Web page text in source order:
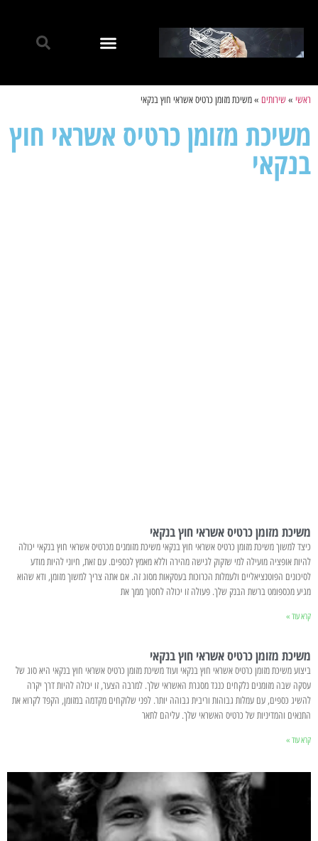
ראשי »שירותים »משיכת מזומן כרטיס אשראי חוץ בנקאי
משיכת מזומן כרטיס אשראי חוץ
בנקאי
משיכת מזומן כרטיס אשראי חוץ בנקאי
כיצד למשוך משיכת מזומן כרטיס אשראי חוץ בנקאי משיכת מזומנים מכרטיס אשראי חוץ בנקאי יכולה
להיות אופציה מועילה למי שזקוק לגישה מהירה וללא מאמץ לכספים. עם זאת, חיוני להיות מודע
לסיכונים הפוטנציאליים ולעמלות הכרוכות בעסקאות מסוג זה. אם אתה צריך למשוך מזומן, ודא שהוא
מגיע מכספומט ברשת הבנק שלך. פעולה זו יכולה לחסוך ממך את
קרא עוד »
משיכת מזומן כרטיס אשראי חוץ בנקאי
ביצוע משיכת מזומן כרטיס אשראי חוץ בנקאי ועוד משיכת מזומן כרטיס אשראי חוץ בנקאי היא סוג של
עסקה שבה מזומנים נלקחים כנגד מסגרת האשראי שלך. למרבה הצער, זו יכולה להיות דרך יקרה
להשיג כספים, עם עמלות גבוהות וריבית גבוהה יותר. לפני שלוקחים מקדמה במזומן, הקפד לקרוא את
התנאים והמדיניות של כרטיס האשראי שלך. עליהם לתאר
קרא עוד »